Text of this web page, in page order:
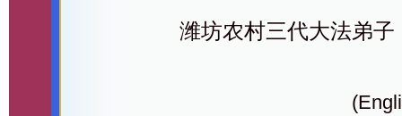
潍坊农村三代大法弟子